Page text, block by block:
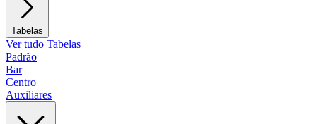
Tabelas
Ver tudo Tabelas
Padrão
Bar
Centro
Auxiliares